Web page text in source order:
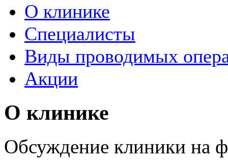
О клинике
Специалисты
Виды проводимых
Акции
О клинике
Обсуждение клиники на